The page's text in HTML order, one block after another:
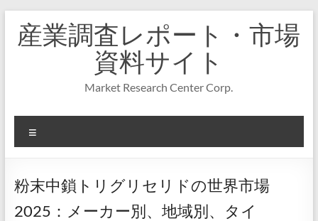
キ
プ
産業調査レポート・市場
資料サイト
Market Research Center Corp.
ニ
ー
粉末中鎖トリグリセリドの世界市場
2025：メーカー別、地域別、タイ